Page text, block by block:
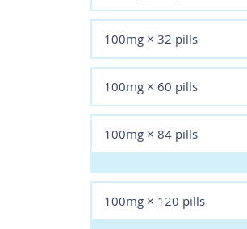
100mg × 32 pills
100mg × 60 pills
100mg × 84 pills
100mg × 120 pills